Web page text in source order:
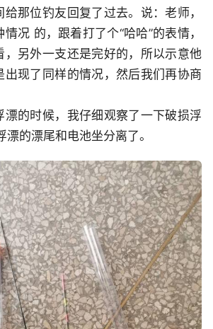
那位钓友回复了过去。说：老师，
况 的，跟着打了个“哈哈”的表情，
，另外一支还是完好的，所以示意他
出现了同样的情况，然后我们再协商
漂的时候，我仔细观察了一下破损浮
的漂尾和电池坐分离了。